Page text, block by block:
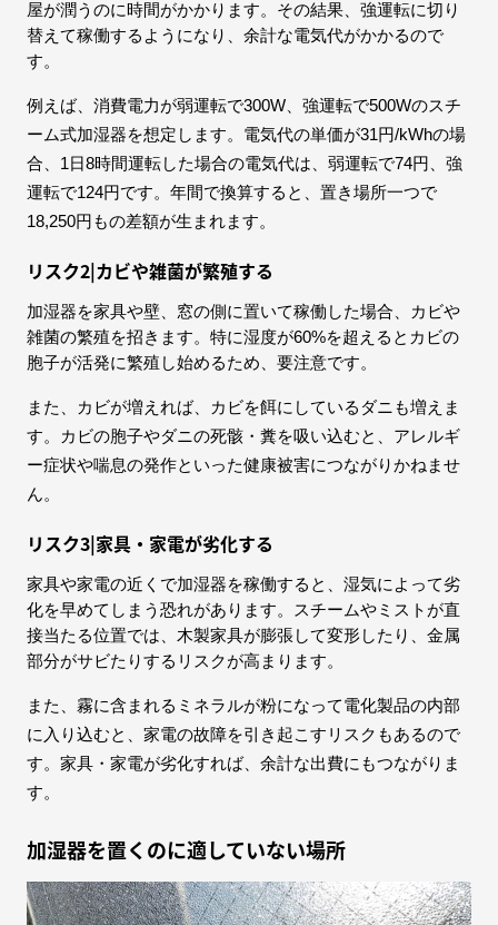
屋が潤うのに時間がかかります。その結果、強運転に切り
替えて稼働するようになり、余計な電気代がかかるので
す。
例えば、消費電力が弱運転で300W、強運転で500Wのスチ
ーム式加湿器を想定します。電気代の単価が31円/kWhの場
合、1日8時間運転した場合の電気代は、弱運転で74円、強
運転で124円です。年間で換算すると、置き場所一つで
18,250円もの差額が生まれます。
リスク2|カビや雑菌が繁殖する
加湿器を家具や壁、窓の側に置いて稼働した場合、カビや
雑菌の繁殖を招きます。特に湿度が60%を超えるとカビの
胞子が活発に繁殖し始めるため、要注意です。
また、カビが増えれば、カビを餌にしているダニも増えま
す。カビの胞子やダニの死骸・糞を吸い込むと、アレルギ
ー症状や喘息の発作といった健康被害につながりかねませ
ん。
リスク3|家具・家電が劣化する
家具や家電の近くで加湿器を稼働すると、湿気によって劣
化を早めてしまう恐れがあります。スチームやミストが直
接当たる位置では、木製家具が膨張して変形したり、金属
部分がサビたりするリスクが高まります。
また、霧に含まれるミネラルが粉になって電化製品の内部
に入り込むと、家電の故障を引き起こすリスクもあるので
す。家具・家電が劣化すれば、余計な出費にもつながりま
す。
加湿器を置くのに適していない場所